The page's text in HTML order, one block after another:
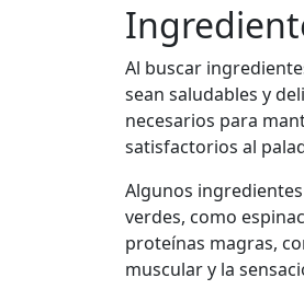
Al buscar
sean saludables y
necesarios para
satisfactorios al
Algunos
verdes, como
proteínas magras,
muscular y la